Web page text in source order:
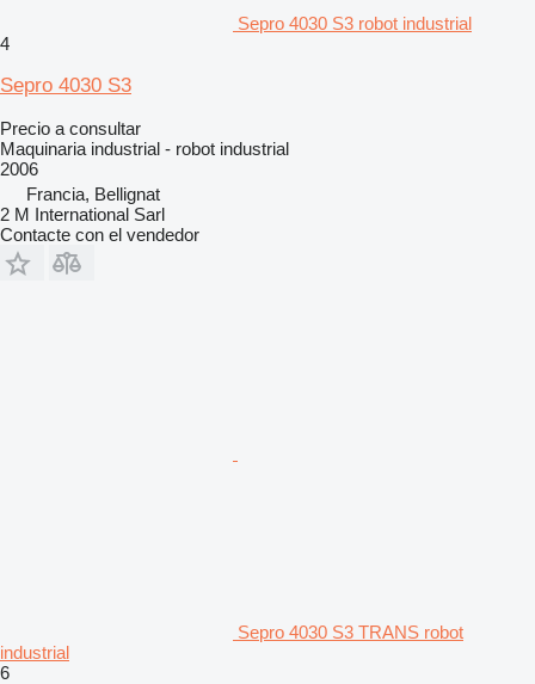
Sepro 4030 S3 robot industrial
4
Sepro 4030 S3
Precio a consultar
Maquinaria industrial - robot industrial
2006
Francia, Bellignat
2 M International Sarl
Contacte con el vendedor
Sepro 4030 S3 TRANS robot
industrial
6